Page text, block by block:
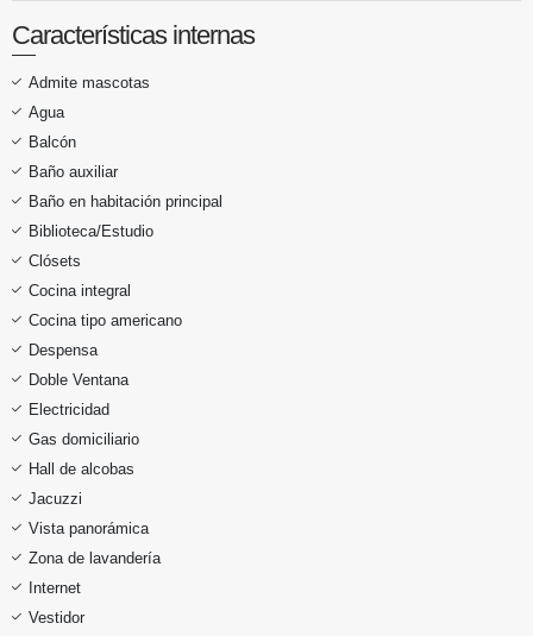
Características internas
Admite mascotas
Agua
Balcón
Baño auxiliar
Baño en habitación principal
Biblioteca/Estudio
Clósets
Cocina integral
Cocina tipo americano
Despensa
Doble Ventana
Electricidad
Gas domiciliario
Hall de alcobas
Jacuzzi
Vista panorámica
Zona de lavandería
Internet
Vestidor